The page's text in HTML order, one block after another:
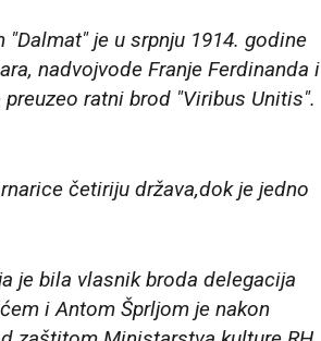
je u srpnju 1914. godine
nadvojvode Franje Ferdinanda i
ratni brod "Viribus Unitis".
četiriju država,dok je jedno
je bila vlasnik broda delegacija
i Antom Šprljom je nakon